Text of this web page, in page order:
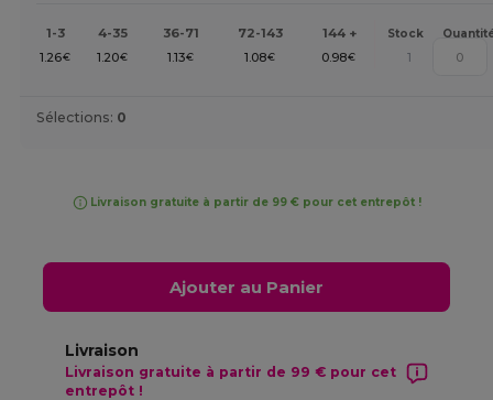
1-3 4-35 36-71 72-143 144 + Stock
1.26€ 1.20€ 1.13€ 1.08€ 0.98€ 1
Sélections: 0
Livraison gratuite à partir de 99 € pour cet entrepôt !
Ajouter au Panier
Livraison
Livraison gratuite à partir de 99 € pour cet
entrepôt !